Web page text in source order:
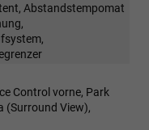
Abstandstempomat
Control vorne, Park
(Surround View),